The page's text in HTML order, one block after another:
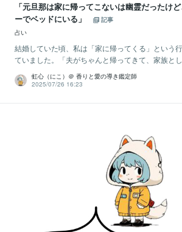
「元旦那は家に帰ってこないは幽霊だったけ
ーでベッドにいる」
記事
占い
結婚していた頃、私は「家に帰ってくる」という
ていました。「夫がちゃんと帰ってきて、家族と
虹心（にこ）＠ 香りと愛の導き鑑定師
2025/07/26 16:23